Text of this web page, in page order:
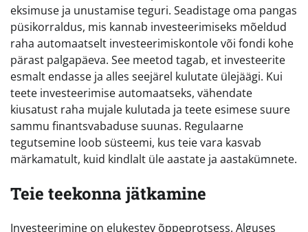
eksimuse ja unustamise teguri. Seadistage oma pangas
püsikorraldus, mis kannab investeerimiseks mõeldud
raha automaatselt investeerimiskontole või fondi kohe
pärast palgapäeva. See meetod tagab, et investeerite
esmalt endasse ja alles seejärel kulutate ülejäägi. Kui
teete investeerimise automaatseks, vähendate
kiusatust raha mujale kulutada ja teete esimese suure
sammu finantsvabaduse suunas. Regulaarne
tegutsemine loob süsteemi, kus teie vara kasvab
märkamatult, kuid kindlalt üle aastate ja aastakümnete.
Teie teekonna jätkamine
Investeerimine on elukestev õppeprotsess. Alguses